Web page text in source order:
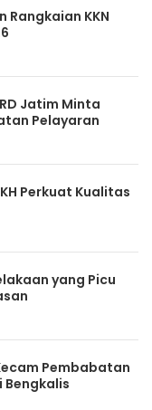
Rangkaian KKN
Jatim Minta
Pelayaran
Perkuat Kualitas
yang Picu
Pembabatan
Bengkalis